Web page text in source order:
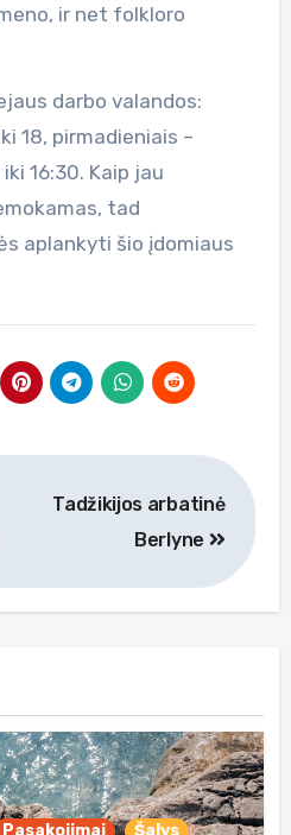
ir net folkloro
darbo valandos:
18, pirmadieniais –
16:30. Kaip jau
tad
aplankyti šio įdomiaus
Tadžikijos arbatinė
Berlyne
Pasakojimai Šalys